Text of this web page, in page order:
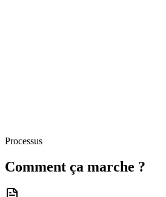
Processus
Comment ça marche ?